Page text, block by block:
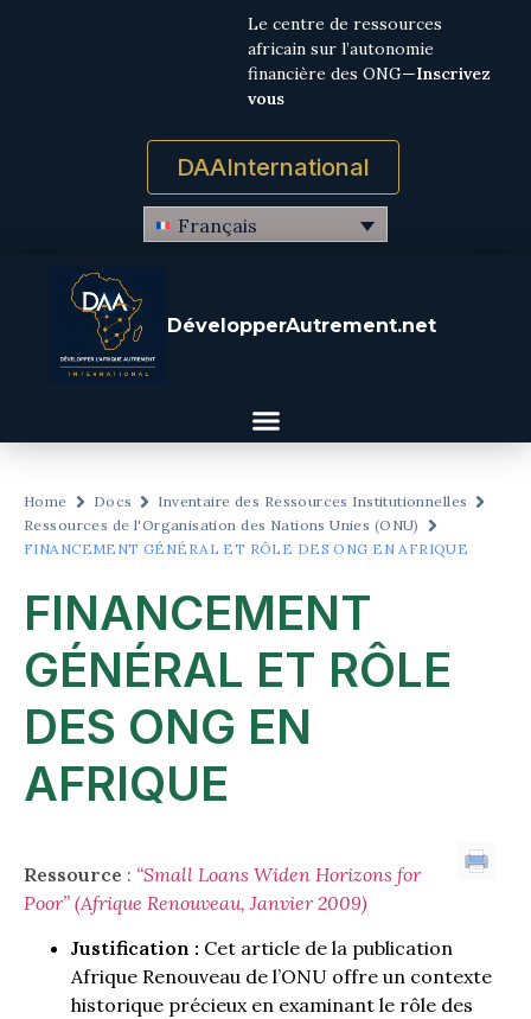
Le centre de ressources
africain sur l’autonomie
financière des ONG—Inscrivez
vous
DAAInternational
Français
DévelopperAutrement.net
Home Docs
Inventaire des Ressources Institutionnelles
Ressources de l'Organisation des Nations Unies (ONU)
FINANCEMENT GÉNÉRAL ET RÔLE DES ONG EN AFRIQUE
FINANCEMENT
GÉNÉRAL ET RÔLE
DES ONG EN
AFRIQUE
Ressource : “Small Loans Widen Horizons for
Poor” (Afrique Renouveau, Janvier 2009)
Justification : Cet article de la publication
Afrique Renouveau de l’ONU offre un contexte
historique précieux en examinant le rôle des